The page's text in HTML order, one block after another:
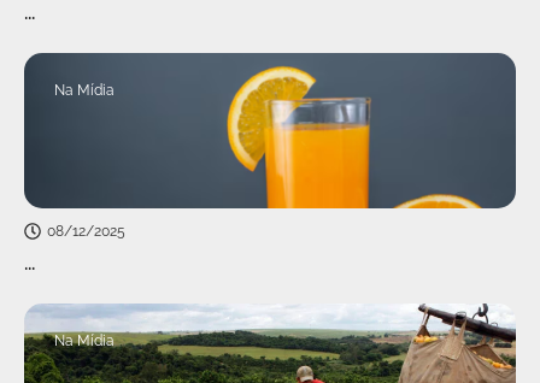
...
08/12/2025
...
Na Mídia
Na Mídia